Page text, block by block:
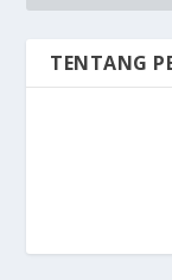
TENTANG